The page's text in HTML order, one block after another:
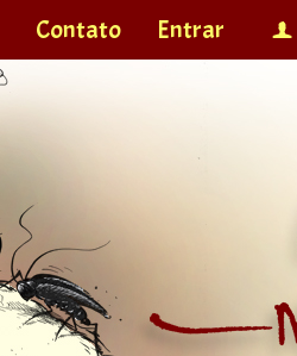
Contato Entrar f